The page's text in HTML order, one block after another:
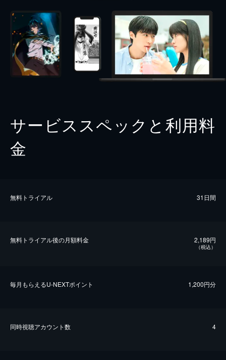
サービススペックと利用料
金
無料トライアル 31日間
無料トライアル後の⽉額料金 2,189円
（税込）
毎⽉もらえるU-NEXTポイント 1,200円分
同時視聴アカウント数 4